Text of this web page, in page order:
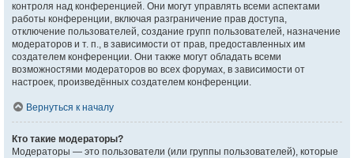
контроля над конференцией. Они могут управлять всеми аспектами
работы конференции, включая разграничение прав доступа,
отключение пользователей, создание групп пользователей, назначение
модераторов и т. п., в зависимости от прав, предоставленных им
создателем конференции. Они также могут обладать всеми
возможностями модераторов во всех форумах, в зависимости от
настроек, произведённых создателем конференции.
Вернуться к началу
Кто такие модераторы?
Модераторы — это пользователи (или группы пользователей), которые